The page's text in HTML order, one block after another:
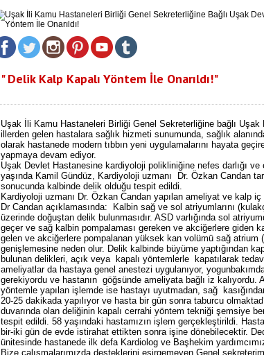
" Delik Kalp Kapalı Yöntem İle Onarıldı!"
Uşak İli Kamu Hastaneleri Birliği Genel Sekreterliğine bağlı
illerden gelen hastalara sağlık hizmeti sunumunda, sağlık
olarak hastanede modern tıbbın yeni uygulamalarını hayata
yapmaya devam ediyor.
Uşak Devlet Hastanesine kardiyoloji polikliniğine nefes darlığı
yaşında Kamil Gündüz, Kardiyoloji uzmanı Dr. Özkan Candan
sonucunda kalbinde delik olduğu tespit edildi.
Kardiyoloji uzmanı Dr. Özkan Candan yapılan ameliyat ve kalp iç
Dr Candan açıklamasında: Kalbin sağ ve sol atriyumlarını
üzerinde doğuştan delik bulunmasıdır. ASD varlığında sol
geçer ve sağ kalbin pompalaması gereken ve akciğerlere giden
gelen ve akciğerlere pompalanan yüksek kan volümü sağ atrium
genişlemesine neden olur. Delik kalbinde büyüme yaptığından
bulunan delikleri, açık veya kapalı yöntemlerle kapatılarak
ameliyatlar da hastaya genel anestezi uygulanıyor,
gerekiyordu ve hastanın göğsünde ameliyata bağlı iz kalıyordu.
yöntemle yapılan işlemde ise hastayı uyutmadan, sağ
20-25 dakikada yapılıyor ve hasta bir gün sonra taburcu
duvarında olan deliğinin kapalı cerrahi yöntem tekniği şemsiye
tespit edildi. 58 yaşındaki hastamızın işlem gerçekleştirildi.
bir-iki gün de evde istirahat ettikten sonra işine dönebilecektir.
ünitesinde hastanede ilk defa Kardiolog ve Başhekim
Bize çalışmalarımızda desteklerini esirgemeyen Genel